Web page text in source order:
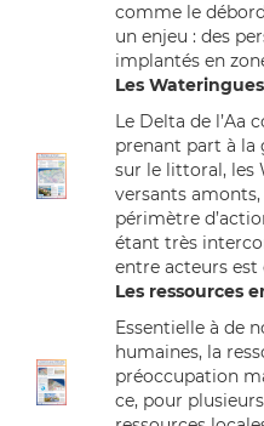
comme le
un enjeu : des
implantés en
Les
Le Delta de l’Aa
prenant part à la
sur le littoral, les
versants
périmètre
étant très
entre acteurs est
Les ressources
Essentielle à de
humaines, la
préoccupation
ce, pour